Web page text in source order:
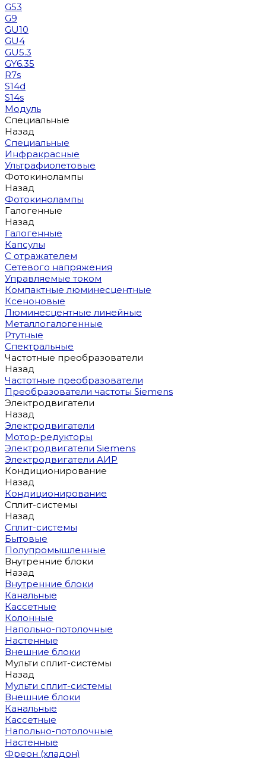
G53
G9
GU10
GU4
GU5.3
GY6.35
R7s
S14d
S14s
Модуль
Специальные
Назад
Специальные
Инфракрасные
Ультрафиолетовые
Фотокинолампы
Назад
Фотокинолампы
Галогенные
Назад
Галогенные
Капсулы
С отражателем
Сетевого напряжения
Управляемые током
Компактные люминесцентные
Ксеноновые
Люминесцентные линейные
Металлогалогенные
Ртутные
Спектральные
Частотные преобразователи
Назад
Частотные преобразователи
Преобразователи частоты Siemens
Электродвигатели
Назад
Электродвигатели
Мотор-редукторы
Электродвигатели Siemens
Электродвигатели АИР
Кондиционирование
Назад
Кондиционирование
Сплит-системы
Назад
Сплит-системы
Бытовые
Полупромышленные
Внутренние блоки
Назад
Внутренние блоки
Канальные
Кассетные
Колонные
Напольно-потолочные
Настенные
Внешние блоки
Мульти сплит-системы
Назад
Мульти сплит-системы
Внешние блоки
Канальные
Кассетные
Напольно-потолочные
Настенные
Фреон (хладон)